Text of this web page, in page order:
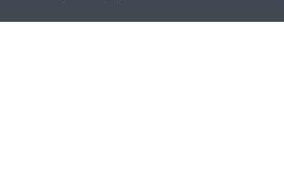
caracter personal